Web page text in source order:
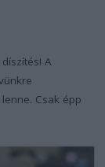
A
Csak épp